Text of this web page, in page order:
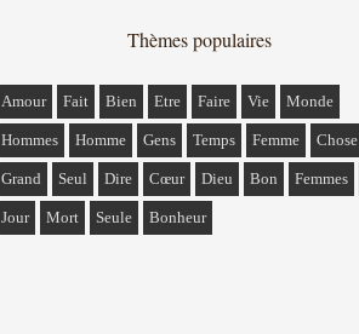
Thèmes populaires
Amour Fait Bien Etre Faire Vie Monde
Hommes Homme Gens Temps Femme Chose
Grand Seul Dire Cœur Dieu Bon Femmes
Jour Mort Seule Bonheur